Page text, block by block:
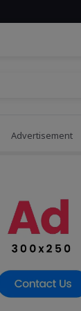
Advertisement